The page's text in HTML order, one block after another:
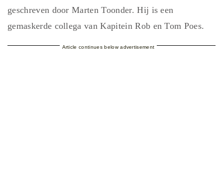
geschreven door Marten Toonder. Hij is een
gemaskerde collega van Kapitein Rob en Tom Poes.
Article continues below advertisement